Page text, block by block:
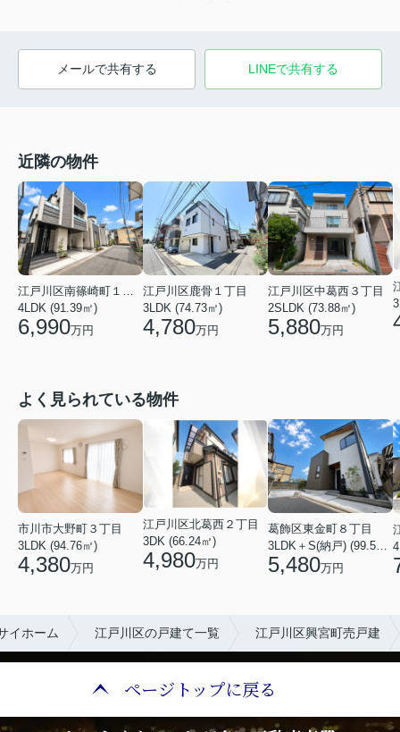
メールで共有する LINEで共有する
近隣の物件
江戸川区南篠崎町１丁目
4LDK (91.39㎡)
6,990万円
江戸川区鹿骨１丁目
3LDK (74.73㎡)
4,780万円
江戸川区中葛西３丁目
2SLDK (73.88㎡)
5,880万円
よく見られている物件
市川市大野町３丁目
3LDK (94.76㎡)
4,380万円
江戸川区北葛西２丁目
3DK (66.24㎡)
4,980万円
葛飾区東金町８丁目
3LDK＋S(納戸) (99.53㎡)
5,480万円
イホーム 江戸川区の戸建て一覧 江戸川区興宮町売戸建
ページトップに戻る